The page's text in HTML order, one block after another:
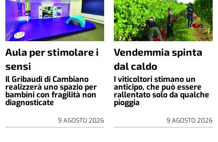
Aula per stimolare i
sensi
Il Gribaudi di Cambiano
realizzerà uno spazio per
bambini con fragilità non
diagnosticate
9 AGOSTO 2026
Vendemmia spinta
dal caldo
I viticoltori stimano un
anticipo, che può essere
rallentato solo da qualche
pioggia
9 AGOSTO 2026